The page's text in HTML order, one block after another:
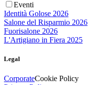
Eventi
Identità Golose 2026
Salone del Risparmio 2026
Fuorisalone 2026
L'Artigiano in Fiera 2025
Legal
CorporateCookie Policy